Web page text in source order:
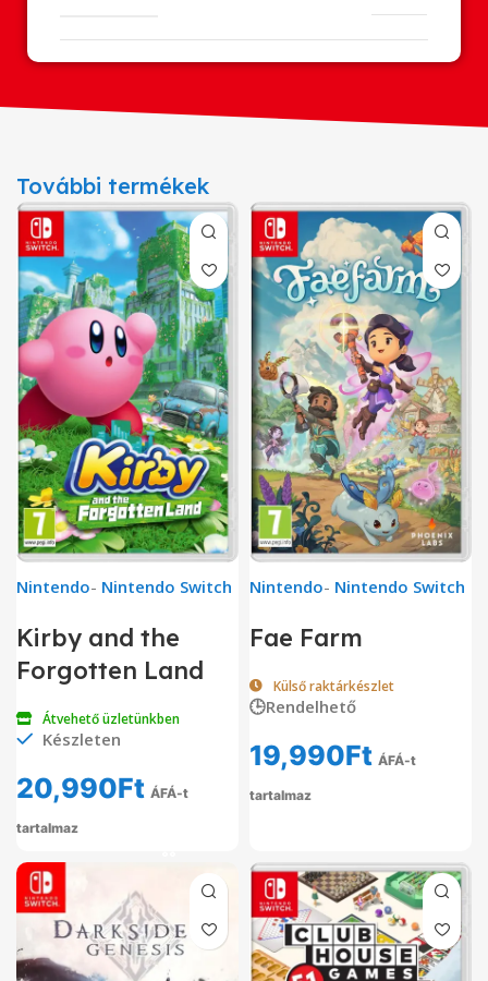
További termékek
Nintendo- Nintendo Switch
Kirby and the
Forgotten Land
Átvehető üzletünkben
Készleten
20,990Ft ÁFÁ-t
tartalmaz
Nintendo- Nintendo Switch
Fae Farm
Külső raktárkészlet
🕒Rendelhető
19,990Ft ÁFÁ-t
tartalmaz